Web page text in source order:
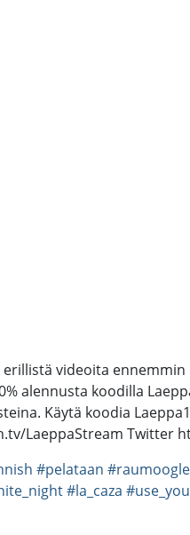
videoita ennemmin
alennusta koodilla
Käytä koodia
LaeppaStream Twitter
#pelataan #raumoogle
#la_caza